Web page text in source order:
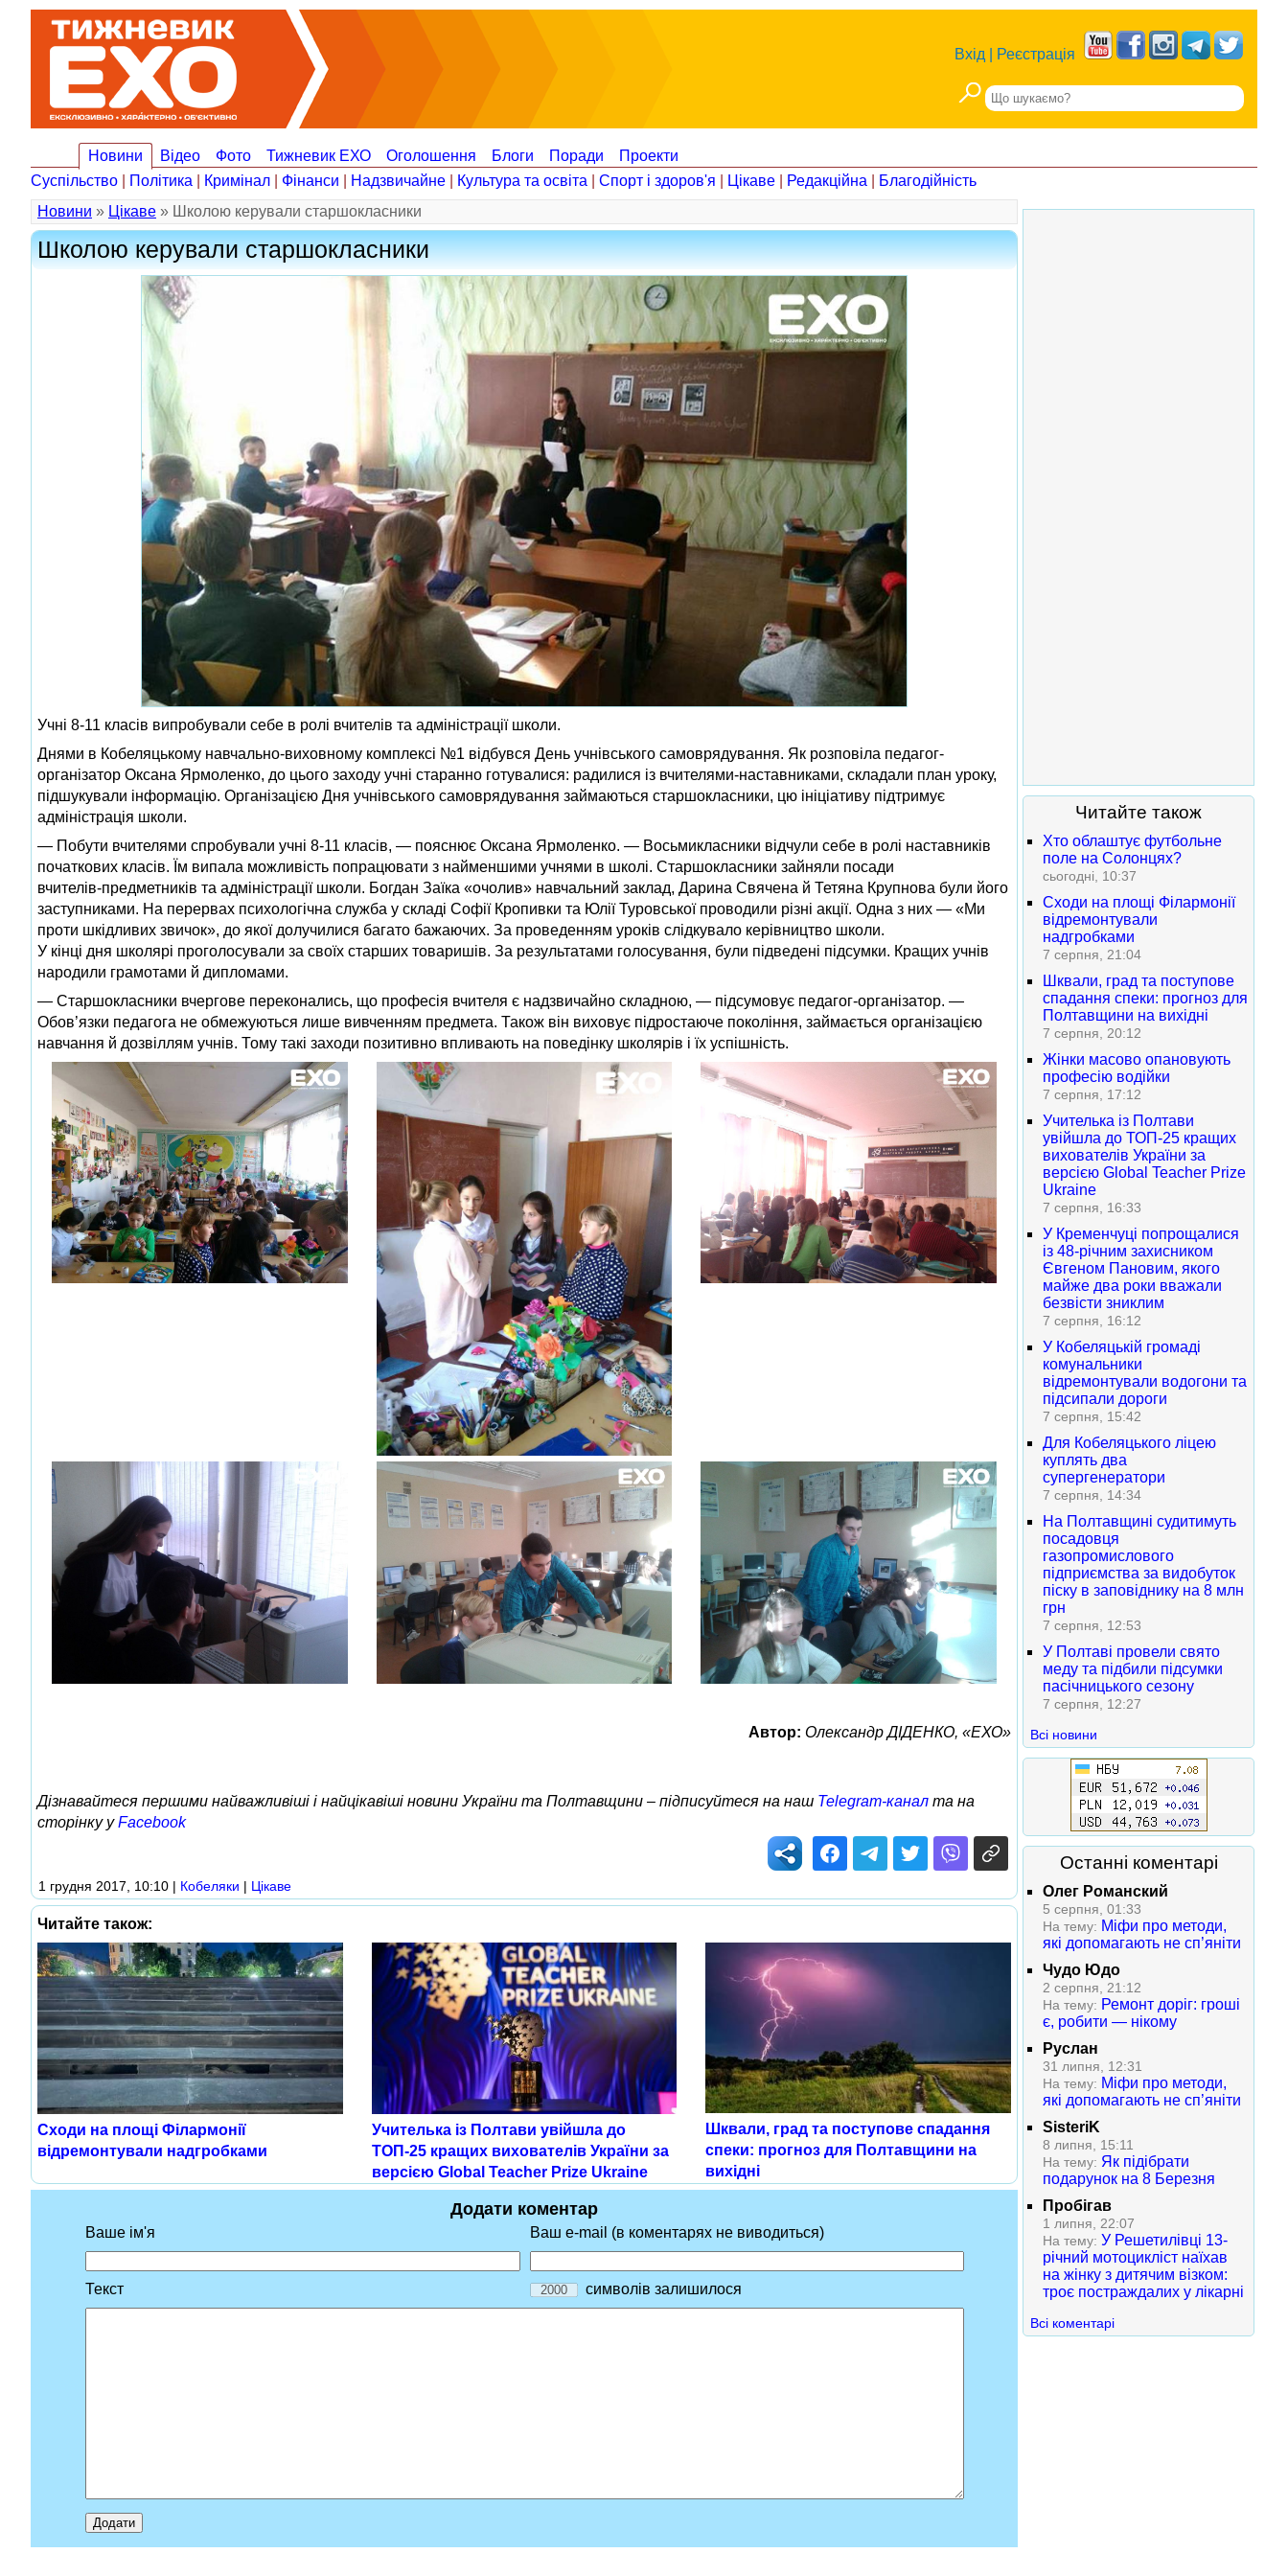
Вхід Реєстрація
Новини Відео Фото Тижневик ЕХО Оголошення Блоги Поради
Проекти
Суспільство
Політика Кримінал Фінанси Надзвичайне Культура та освіта Спорт і здоров'я Цікаве Редакційна
Благодійність
Новини » Цікаве » Школою керували старшокласники
Школою керували старшокласники
Учні 8-11 класів випробували себе в ролі вчителів та адміністрації школи.
Днями в Кобеляцькому навчально-виховному комплексі №1 відбувся День учнівського самоврядування. Як розповіла педагог-
організатор Оксана Ярмоленко, до цього заходу учні старанно готувалися: радилися із вчителями-наставниками, складали план уроку,
підшукували інформацію. Організацією Дня учнівського самоврядування займаються старшокласники, цю ініціативу підтримує
адміністрація школи.
— Побути вчителями спробували учні 8-11 класів, — пояснює Оксана Ярмоленко. — Восьмикласники відчули себе в ролі наставників
початкових класів. Їм випала можливість попрацювати з найменшими учнями в школі. Старшокласники зайняли посади
вчителів‑предметників та адміністрації школи. Богдан Заїка «очолив» навчальний заклад, Дарина Свячена й Тетяна Крупнова були його
заступниками. На перервах психологічна служба у складі Софії Кропивки та Юлії Туровської проводили різні акції. Одна з них — «Ми
проти шкідливих звичок», до якої долучилися багато бажаючих. За проведенням уроків слідкувало керівництво школи.
У кінці дня школярі проголосували за своїх старших товаришів. За результатами голосування, були підведені підсумки. Кращих учнів
народили грамотами й дипломами.
— Старшокласники вчергове переконались, що професія вчителя є надзвичайно складною, — підсумовує педагог-організатор. —
Обов’язки педагога не обмежуються лише вивченням предмета. Також він виховує підростаюче покоління, займається організацією
навчання й дозвіллям учнів. Тому такі заходи позитивно впливають на поведінку школярів і їх успішність.
Автор: Олександр ДІДЕНКО, «ЕХО»
Дізнавайтеся першими найважливіші і найцікавіші новини України та Полтавщини – підписуйтеся на наш Telegram-канал та на
сторінку уFacebook
1 грудня 2017, 10:10 | Кобеляки | Цікаве
Читайте також:
Сходи на площі Філармонії
відремонтували надгробками
Учителька із Полтави увійшла до
ТОП-25 кращих вихователів України за
версією Global Teacher Prize Ukraine
Шквали, град та поступове спадання
спеки: прогноз для Полтавщини на
вихідні
Додати коментар
Ваше ім'я Ваш e-mail (в коментарях не виводиться)
Текст символів залишилося
Читайте також
Хто облаштує футбольне
поле на Солонцях?
сьогодні, 10:37
Сходи на площі Філармонії
відремонтували
надгробками
7 серпня, 21:04
Шквали, град та поступове
спадання спеки: прогноз для
Полтавщини на вихідні
7 серпня, 20:12
Жінки масово опановують
професію водійки
7 серпня, 17:12
Учителька із Полтави
увійшла до ТОП-25 кращих
вихователів України за
версією Global Teacher Prize
Ukraine
7 серпня, 16:33
У Кременчуці попрощалися
із 48-річним захисником
Євгеном Пановим, якого
майже два роки вважали
безвісти зниклим
7 серпня, 16:12
У Кобеляцькій громаді
комунальники
відремонтували водогони та
підсипали дороги
7 серпня, 15:42
Для Кобеляцького ліцею
куплять два
супергенератори
7 серпня, 14:34
На Полтавщині судитимуть
посадовця
газопромислового
підприємства за видобуток
піску в заповіднику на 8 млн
грн
7 серпня, 12:53
У Полтаві провели свято
меду та підбили підсумки
пасічницького сезону
7 серпня, 12:27
Всі новини
Останні коментарі
Олег Романский
5 серпня, 01:33
На тему: Міфи про методи,
які допомагають не сп’яніти
Чудо Юдо
2 серпня, 21:12
На тему: Ремонт доріг: гроші
є, робити — нікому
Руслан
31 липня, 12:31
На тему: Міфи про методи,
які допомагають не сп’яніти
SisteriK
8 липня, 15:11
На тему: Як підібрати
подарунок на 8 Березня
Пробігав
1 липня, 22:07
На тему: У Решетилівці 13-
річний мотоцикліст наїхав
на жінку з дитячим візком:
троє постраждалих у лікарні
Всі коментарі